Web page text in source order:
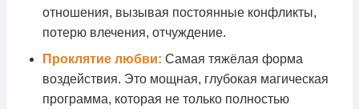
отношения, вызывая постоянные конфликты,
потерю влечения, отчуждение.
Проклятие любви: Самая тяжёлая форма
воздействия. Это мощная, глубокая магическая
программа, которая не только полностью